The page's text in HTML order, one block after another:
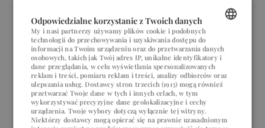
POLISH
ENGLISH
GERMAN
CZECH
Odpowiedzialne korzystanie z Twoich danych
My i nasi partnerzy używamy plików cookie i podobnych
technologii do przechowywania i uzyskiwania dostępu do
informacji na Twoim urządzeniu oraz do przetwarzania danych
osobowych, takich jak Twój adres IP, unikalne identyfikatory i
dane przeglądania, w celu wyświetlania spersonalizowanych
reklam i treści, pomiaru reklam i treści, analizy odbiorców oraz
ulepszania usług. Dostawcy stron trzecich (1913)mogą również
przetwarzać Twoje dane w tych i innych celach, w tym
wykorzystywać precyzyjne dane geolokalizacyjne i cechy
urządzenia. Twoje wybory dotyczą wyłącznie tej witryny.
Niektórzy dostawcy mogą opierać się na prawnie uzasadnionym